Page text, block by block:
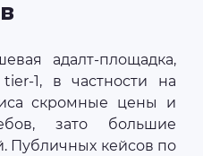
адалт-площадка,
1, в частности на
скромные цены и
зато большие
Публичных кейсов по